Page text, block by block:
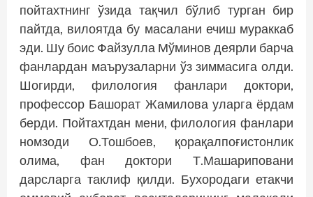
пойтахтнинг ўзида тақчил бўлиб турган бир
пайтда, вилоятда бу масалани ечиш мураккаб
эди. Шу боис Файзулла Мўминов деярли барча
фанлардан маърузаларни ўз зиммасига олди.
Шогирди, филология фанлари доктори,
профессор Башорат Жамилова уларга ёрдам
берди. Пойтахтдан мени, филология фанлари
номзоди О.Тошбоев, қорақалпоғистонлик
олима, фан доктори Т.Машариповани
дарсларга таклиф қилди. Бухородаги етакчи